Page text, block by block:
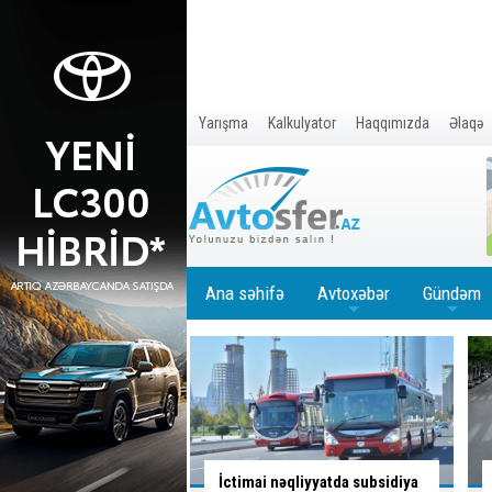
Yarışma Kalkulyator Haqqımızda Əlaqə
Ana səhifə Avtoxəbər Gündəm
subsidiya
Sürücü bu yolayrıcında hansı